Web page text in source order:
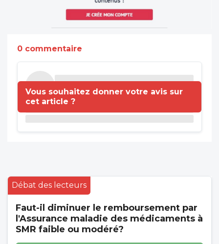
0 commentaire
Vous souhaitez donner votre avis sur
cet article ?
Débat des lecteurs
Faut-il diminuer le remboursement par
l'Assurance maladie des médicaments à
SMR faible ou modéré?